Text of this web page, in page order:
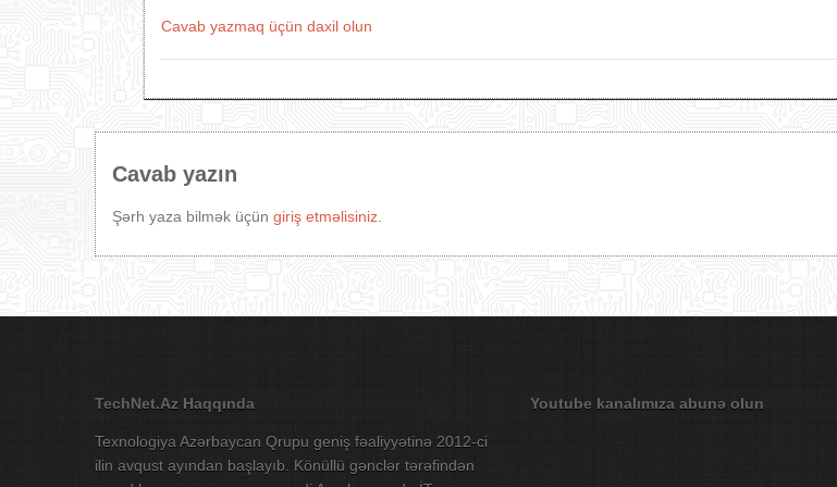
Cavab yazmaq üçün daxil olun
Cavab yazın
Şərh yaza bilmək üçün giriş etməlisiniz
TechNet.Az Haqqında
Texnologiya Azərbaycan Qrupu geniş fəaliyyətinə 2012-ci
ilin avqust ayından başlayıb. Könüllü gənclər tərəfindən
Youtube kanalımıza abunə olun